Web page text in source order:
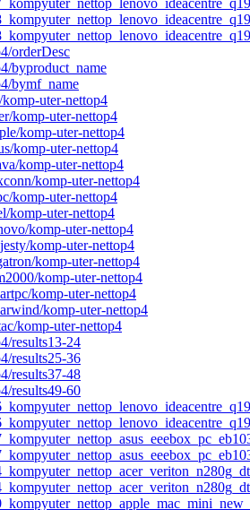
orderDesc
byproduct_name
bymf_name
uter-nettop4
komp-uter-nettop4
komp-uter-nettop4
komp-uter-nettop4
komp-uter-nettop4
komp-uter-nettop4
komp-uter-nettop4
komp-uter-nettop4
komp-uter-nettop4
komp-uter-nettop4
komp-uter-nettop4
komp-uter-nettop4
komp-uter-nettop4
komp-uter-nettop4
komp-uter-nettop4
results13-24
results25-36
results37-48
results49-60